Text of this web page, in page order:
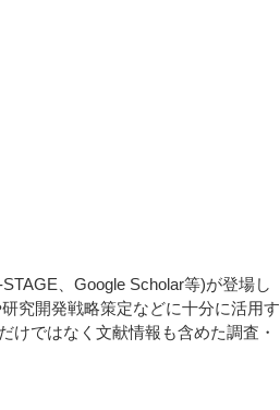
、Google Scholar等)が登場し
究開発戦略策定などに十分に活用す
けではなく文献情報も含めた調査・